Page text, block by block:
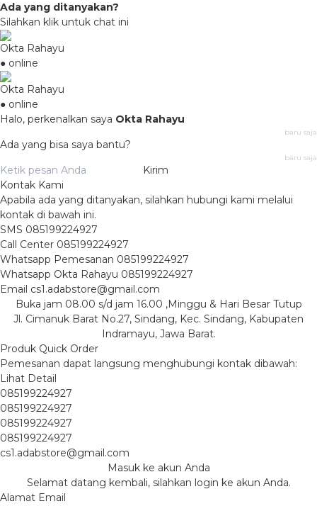
Ada yang ditanyakan?
Silahkan klik untuk chat ini
Okta Rahayu
● online
Okta Rahayu
● online
Halo, perkenalkan saya Okta Rahayu
baru saja
Ada yang bisa saya bantu?
baru saja
Kirim
Kontak Kami
Apabila ada yang ditanyakan, silahkan hubungi kami melalui
kontak di bawah ini.
SMS 085199224927
Call Center 085199224927
Whatsapp Pemesanan 085199224927
Whatsapp Okta Rahayu 085199224927
Email cs1.adabstore@gmail.com
Buka jam 08.00 s/d jam 16.00 ,Minggu & Hari Besar Tutup
Jl. Cimanuk Barat No.27, Sindang, Kec. Sindang, Kabupaten
Indramayu, Jawa Barat.
Produk Quick Order
Pemesanan dapat langsung menghubungi kontak dibawah:
Lihat Detail
085199224927
085199224927
085199224927
085199224927
cs1.adabstore@gmail.com
Masuk ke akun Anda
Selamat datang kembali, silahkan login ke akun Anda.
Alamat Email